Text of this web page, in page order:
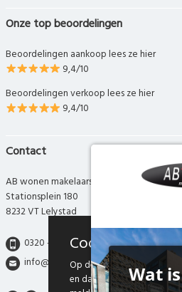
Onze top beoordelingen
Beoordelingen aankoop lees ze hier
9,4/10
Beoordelingen verkoop lees ze hier
9,4/10
Contact
AB wonen makelaars
Stationsplein 180
8232 VT Lelystad
0320 - 280 280
info@abwonen.nl
Cookies
Op deze website maken
en daarmee vergelijkbare